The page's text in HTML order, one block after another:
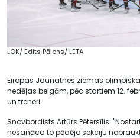
LOK/ Edits Pālens/ LETA
Eiropas Jaunatnes ziemas
nedēļas beigām, pēc startiem 12.
un treneri:
Snovbordists Artūrs Pētersīlis:
nesanāca to pēdējo sekciju